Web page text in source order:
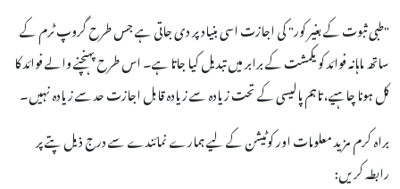
"طبی ثبوت کے بغیر کور" کی اجازت اسی بنیاد پر دی جاتی ہے جس طرح گروپ ٹرم کے
ساتھ ماہانہ فوائد کو یکمشت کے برابر میں تبدیل کیا جاتا ہے۔ اس طرح پہنچنے والے فوائد کا
کل ہونا چاہیے، تاہم پالیسی کے تحت زیادہ سے زیادہ قابل اجازت حد سے زیادہ نہیں۔
براہ کرم مزید معلومات اور کوٹیشن کے لیے ہمارے نمائندے سے درج ذیل پتے پر
رابطہ کریں: